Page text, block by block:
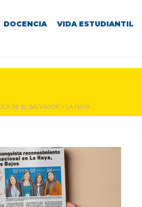
DOCENCIA VIDA ESTUDIANTIL
DE EL SALVADOR > LA HAYA